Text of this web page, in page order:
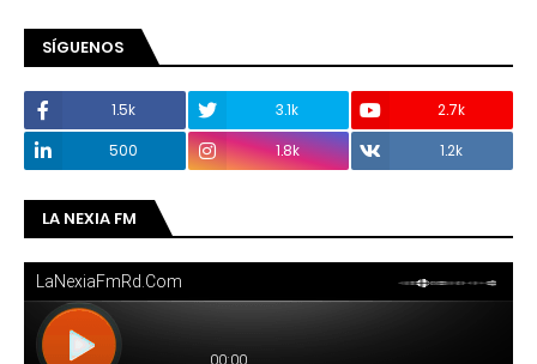
SÍGUENOS
1.5k 3.1k
2.7k
500
1.8k 1.2k
LA NEXIA FM